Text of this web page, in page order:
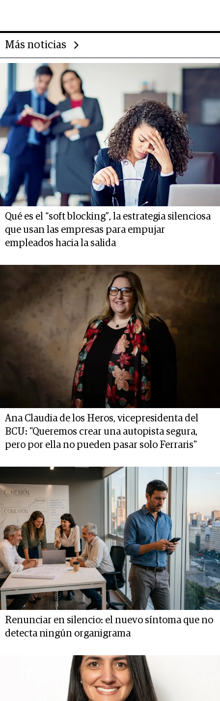
Más noticias
Qué es el “soft blocking”, la estrategia silenciosa
que usan las empresas para empujar
empleados hacia la salida
Ana Claudia de los Heros, vicepresidenta del
BCU: "Queremos crear una autopista segura,
pero por ella no pueden pasar solo Ferraris"
Renunciar en silencio: el nuevo síntoma que no
detecta ningún organigrama